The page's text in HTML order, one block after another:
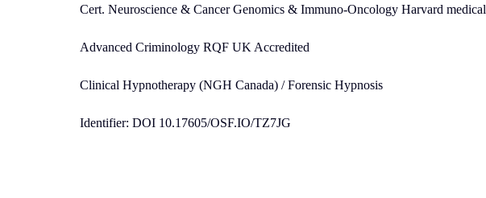
Cert. Neuroscience & Cancer Genomics & Immuno-Oncology Harvard
Advanced Criminology RQF UK Accredited
Clinical Hypnotherapy (NGH Canada) / Forensic Hypnosis
Identifier: DOI 10.17605/OSF.IO/TZ7JG